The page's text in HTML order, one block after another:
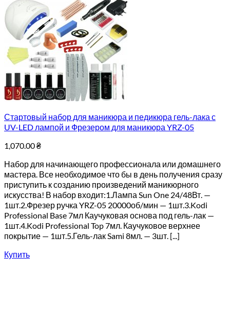
Стартовый набор для маникюра и педикюра гель-лака с
UV-LED лампой и Фрезером для маникюра YRZ-05
1,070.00₴
Набор для начинающего профессионала или домашнего
мастера. Все необходимое что бы в день получения сразу
приступить к созданию произведений маникюрного
искусства! В набор входит:1.Лампа Sun One 24/48Вт. —
1шт.2.Фрезер ручка YRZ-05 20000об/мин — 1шт.3.Kodi
Professional Base 7мл Каучуковая основа под гель-лак —
1шт.4.Kodi Professional Top 7мл. Каучуковое верхнее
покрытие — 1шт.5.Гель-лак Sami 8мл. — 3шт. [...]
Купить